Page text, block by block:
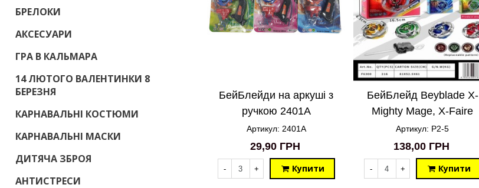
БРЕЛОКИ
АКСЕСУАРИ
ГРА В КАЛЬМАРА
14 ЛЮТОГО ВАЛЕНТИНКИ 8
БЕРЕЗНЯ
КАРНАВАЛЬНІ КОСТЮМИ
КАРНАВАЛЬНІ МАСКИ
ДИТЯЧА ЗБРОЯ
АНТИСТРЕСИ
БейБлейди на аркуші з
ручкою 2401A
Артикул: 2401A
29,90 ГРН
- + Купити
БейБлейд Beyblade X-
Mighty Mage, X-Faire
Dragon, X-Wild Wolf Blue,
X-Wild Wolf Green P2-5
Артикул: P2-5
138,00 ГРН
- + Купити